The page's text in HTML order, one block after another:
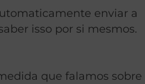
enviar a
isso por si mesmos.
que falamos sobre